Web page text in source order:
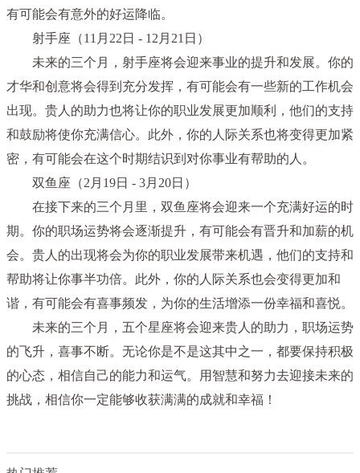
有可能会有意外的好运降临。
射手座（11月22日 - 12月21日）
未来的三个月，射手座将会迎来事业的提升和发展。你的
才华和创意将会得到充分发挥，有可能会有一些新的工作机会
出现。贵人的助力也将让你的职业发展更加顺利，他们的支持
和鼓励将使你充满信心。此外，你的人际关系也将变得更加紧
密，有可能会在这个时期结识到对你事业有帮助的人。
双鱼座（2月19日 - 3月20日）
在接下来的三个月里，双鱼座将会迎来一个充满好运的时
期。你的职场运势将会逐渐提升，有可能会有晋升和加薪的机
会。贵人的出现将会为你的职业发展带来机遇，他们的支持和
帮助将让你事半功倍。此外，你的人际关系也会变得更加和
谐，有可能会有喜事频发，为你的生活增添一份幸福和喜悦。
未来的三个月，五个星座将会迎来贵人的助力，职场运势
的飞升，喜事不断。无论你是不是这其中之一，都要保持积极
的心态，相信自己的能力和运气。用智慧和努力去迎接未来的
挑战，相信你一定能够收获满满的成就和幸福！